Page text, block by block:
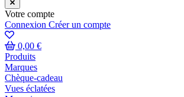
Votre compte
Connexion Créer un compte
0,00 €
Produits
Marques
Chèque-cadeau
Vues éclatées